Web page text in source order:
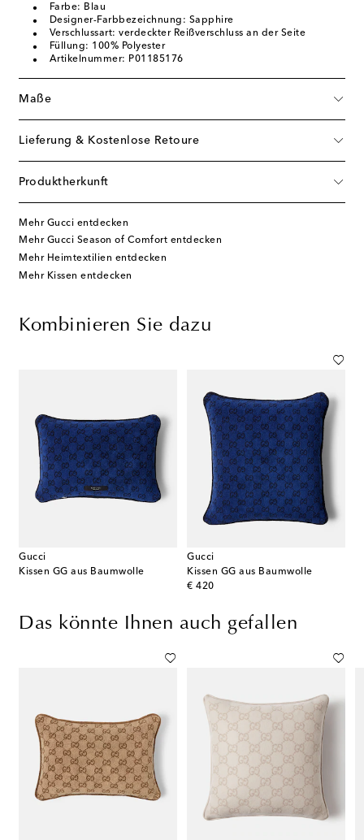
Farbe: Blau
Designer-Farbbezeichnung: Sapphire
Verschlussart: verdeckter Reißverschluss an der Seite
Füllung: 100% Polyester
Artikelnummer: P01185176
Maße
Lieferung & Kostenlose Retoure
Produktherkunft
Mehr Gucci entdecken
Mehr Gucci Season of Comfort entdecken
Mehr Heimtextilien entdecken
Mehr Kissen entdecken
Kombinieren Sie dazu
Gucci
Kissen GG aus Baumwolle
Gucci
Kissen GG aus Baumwolle
€ 420
original price
Das könnte Ihnen auch gefallen